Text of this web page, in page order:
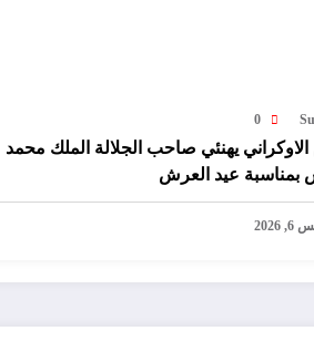
0
الاوكراني يهنئي صاحب الجلالة الملك محمد
بمناسبة عيد العرش
2026